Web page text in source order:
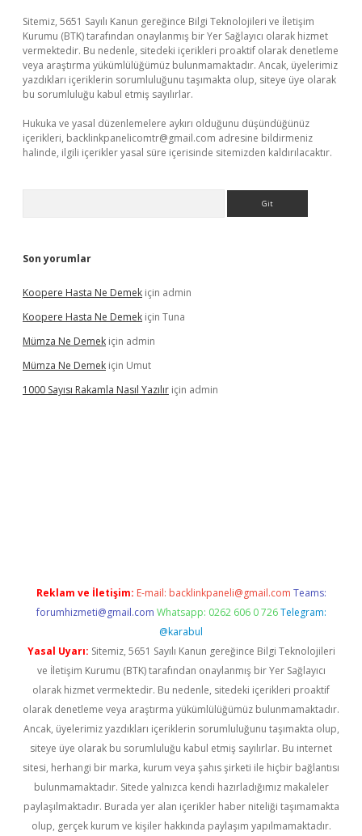
Sitemiz, 5651 Sayılı Kanun gereğince Bilgi Teknolojileri ve İletişim
Kurumu (BTK) tarafından onaylanmış bir Yer Sağlayıcı olarak hizmet
vermektedir. Bu nedenle, sitedeki içerikleri proaktif olarak denetleme
veya araştırma yükümlülüğümüz bulunmamaktadır. Ancak, üyelerimiz
yazdıkları içeriklerin sorumluluğunu taşımakta olup, siteye üye olarak
bu sorumluluğu kabul etmiş sayılırlar.
Hukuka ve yasal düzenlemelere aykırı olduğunu düşündüğünüz
içerikleri, backlinkpanelicomtr@gmail.com adresine bildirmeniz
halinde, ilgili içerikler yasal süre içerisinde sitemizden kaldırılacaktır.
Son yorumlar
Koopere Hasta Ne Demek için admin
Koopere Hasta Ne Demek için Tuna
Mümza Ne Demek için admin
Mümza Ne Demek için Umut
1000 Sayısı Rakamla Nasıl Yazılır için admin
Reklam ve İletişim: E-mail: backlinkpaneli@gmail.com Teams:
forumhizmeti@gmail.com Whatsapp: 0262 606 0 726 Telegram:
@karabul
Yasal Uyarı: Sitemiz, 5651 Sayılı Kanun gereğince Bilgi Teknolojileri
ve İletişim Kurumu (BTK) tarafından onaylanmış bir Yer Sağlayıcı
olarak hizmet vermektedir. Bu nedenle, sitedeki içerikleri proaktif
olarak denetleme veya araştırma yükümlülüğümüz bulunmamaktadır.
Ancak, üyelerimiz yazdıkları içeriklerin sorumluluğunu taşımakta olup,
siteye üye olarak bu sorumluluğu kabul etmiş sayılırlar. Bu internet
sitesi, herhangi bir marka, kurum veya şahıs şirketi ile hiçbir bağlantısı
bulunmamaktadır. Sitede yalnızca kendi hazırladığımız makaleler
paylaşılmaktadır. Burada yer alan içerikler haber niteliği taşımamakta
olup, gerçek kurum ve kişiler hakkında paylaşım yapılmamaktadır.